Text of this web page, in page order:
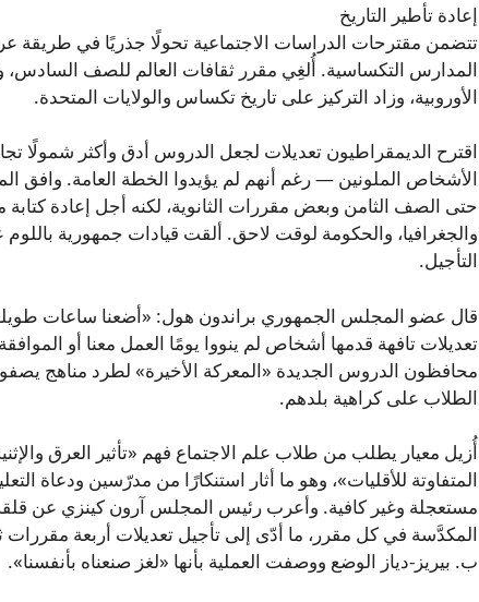
إعادة تأطير التاريخ
تتضمن مقترحات الدراسات الاجتماعية تحولًا جذريًا في طريقة
المدارس التكساسية. أُلغِي مقرر ثقافات العالم للصف السادس،
الأوروبية، وزاد التركيز على تاريخ تكساس والولايات المتحدة.
اقترح الديمقراطيون تعديلات لجعل الدروس أدق وأكثر شمولًا
الأشخاص الملونين — رغم أنهم لم يؤيدوا الخطة العامة.
حتى الصف الثامن وبعض مقررات الثانوية، لكنه أجل إعادة كتابة
والجغرافيا، والحكومة لوقت لاحق. ألقت قيادات جمهورية باللوم
التأجيل.
قال عضو المجلس الجمهوري براندون هول: «أضعنا ساعات
تعديلات تافهة قدمها أشخاص لم ينووا يومًا العمل معنا أو
محافظون الدروس الجديدة «المعركة الأخيرة» لطرد مناهج
الطلاب على كراهية بلدهم.
أُزيل معيار يطلب من طلاب علم الاجتماع فهم «تأثير العرق
المتفاوتة للأقليات»، وهو ما أثار استنكارًا من مدرّسين ودعاة
مستعجلة وغير كافية. وأعرب رئيس المجلس آرون كينزي عن
المكدَّسة في كل مقرر، ما أدّى إلى تأجيل تعديلات أربعة مقررات
ب. بيريز-دياز الوضع ووصفت العملية بأنها «لغز صنعناه بأنفسنا».